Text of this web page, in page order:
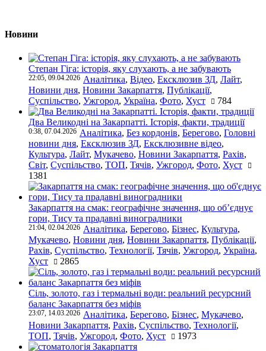
Новини
Степан Гіга: історія, яку слухають, а не забувають
22:05, 09.04.2026 Аналітика, Відео, Ексклюзив ЗД, Лайт,
Новини дня, Новини Закарпаття, Публікації,
Суспільство, Ужгород, Україна, Фото, Хуст 784
Два Великодні на Закарпатті. Історія, факти, традиції
0:38, 07.04.2026 Аналітика, Без кордонів, Берегово, Головні
новини дня, Ексклюзив ЗД, Ексклюзивне відео,
Культура, Лайт, Мукачево, Новини Закарпаття, Рахів,
Світ, Суспільство, ТОП, Тячів, Ужгород, Фото, Хуст
1381
Закарпаття на смак: географічне значення, що об’єднує
гори, Тису та прадавні виноградники
21:04, 02.04.2026 Аналітика, Берегово, Бізнес, Культура,
Мукачево, Новини дня, Новини Закарпаття, Публікації,
Рахів, Суспільство, Технології, Тячів, Ужгород, Україна,
Хуст
2865
Сіль, золото, газ і термальні води: реальний ресурсний
баланс Закарпаття без міфів
23:07, 14.03.2026 Аналітика, Берегово, Бізнес, Мукачево,
Новини Закарпаття, Рахів, Суспільство, Технології,
ТОП, Тячів, Ужгород, Фото, Хуст 1973